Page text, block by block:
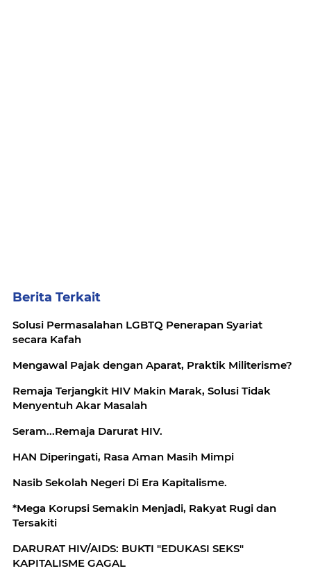
Berita Terkait
Solusi Permasalahan LGBTQ Penerapan Syariat
secara Kafah
Mengawal Pajak dengan Aparat, Praktik Militerisme?
Remaja Terjangkit HIV Makin Marak, Solusi Tidak
Menyentuh Akar Masalah
Seram...Remaja Darurat HIV.
HAN Diperingati, Rasa Aman Masih Mimpi
Nasib Sekolah Negeri Di Era Kapitalisme.
*Mega Korupsi Semakin Menjadi, Rakyat Rugi dan
Tersakiti
DARURAT HIV/AIDS: BUKTI "EDUKASI SEKS"
KAPITALISME GAGAL